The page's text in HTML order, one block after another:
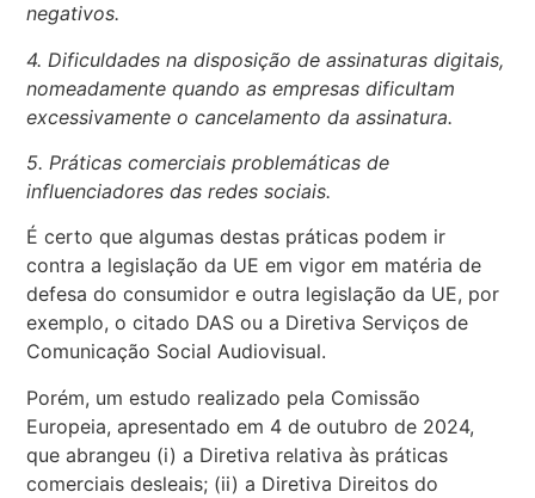
negativos.
4. Dificuldades na disposição de assinaturas digitais,
nomeadamente quando as empresas dificultam
excessivamente o cancelamento da assinatura.
5. Práticas comerciais problemáticas de
influenciadores das redes sociais.
É certo que algumas destas práticas podem ir
contra a legislação da UE em vigor em matéria de
defesa do consumidor e outra legislação da UE, por
exemplo, o citado DAS ou a Diretiva Serviços de
Comunicação Social Audiovisual.
Porém, um estudo realizado pela Comissão
Europeia, apresentado em 4 de outubro de 2024,
que abrangeu (i) a Diretiva relativa às práticas
comerciais desleais; (ii) a Diretiva Direitos do